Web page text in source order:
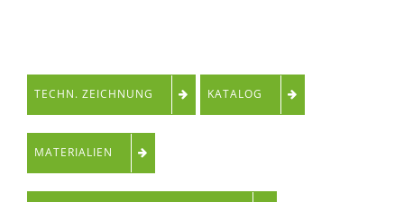
TECHN. ZEICHNUNG KATALOG
MATERIALIEN